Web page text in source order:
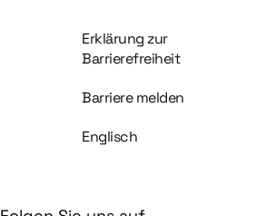
Information und Service
Erklärung zur
Barrierefreiheit
Barriere melden
Englisch